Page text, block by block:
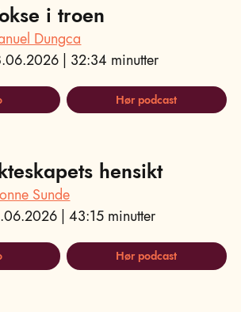
i troen
Dungca
| 32:34 minutter
Hør podcast
hensikt
Sunde
| 43:15 minutter
Hør podcast